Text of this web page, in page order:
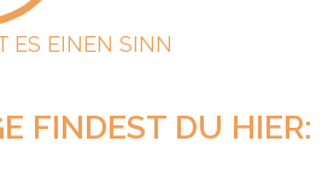
ES EINEN SINN
FINDEST DU HIER: